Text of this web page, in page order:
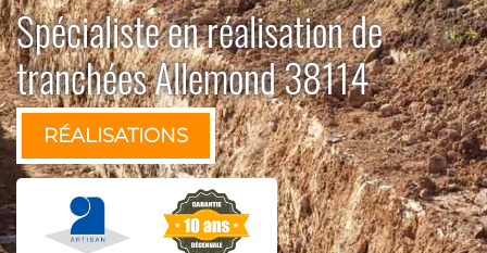
Spécialiste en réalisation de
tranchées Allemond 38114
RÉALISATIONS